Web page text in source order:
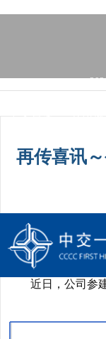
中文首页 公司概
再传喜讯
发布时间：2025-
近日，公司参